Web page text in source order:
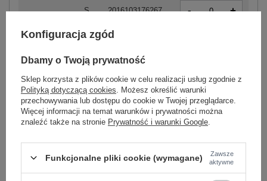
jasny brązowy
S 2016103176267 - +
L 2016103176281 -
-
Konfiguracja zgód
Dbamy o Twoją prywatność
Sklep korzysta z plików cookie w celu realizacji usług zgodnie z
Polityką dotyczącą cookies . Możesz określić warunki
przechowywania lub dostępu do cookie w Twojej przeglądarce.
Więcej informacji na temat warunków i prywatności można
znaleźć także na stronie Prywatność i warunki Google
Funkcjonalne pliki cookie (wymagane)
Zawsze
aktywne